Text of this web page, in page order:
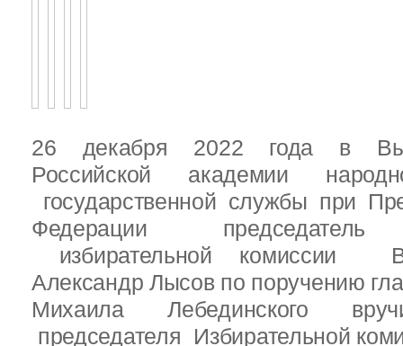
26 декабря 2022 года в
Российской академии
государственной службы при
Федерации председатель
избирательной комиссии
Александр Лысов по поручению
Михаила Лебединского
председателя Избирательной